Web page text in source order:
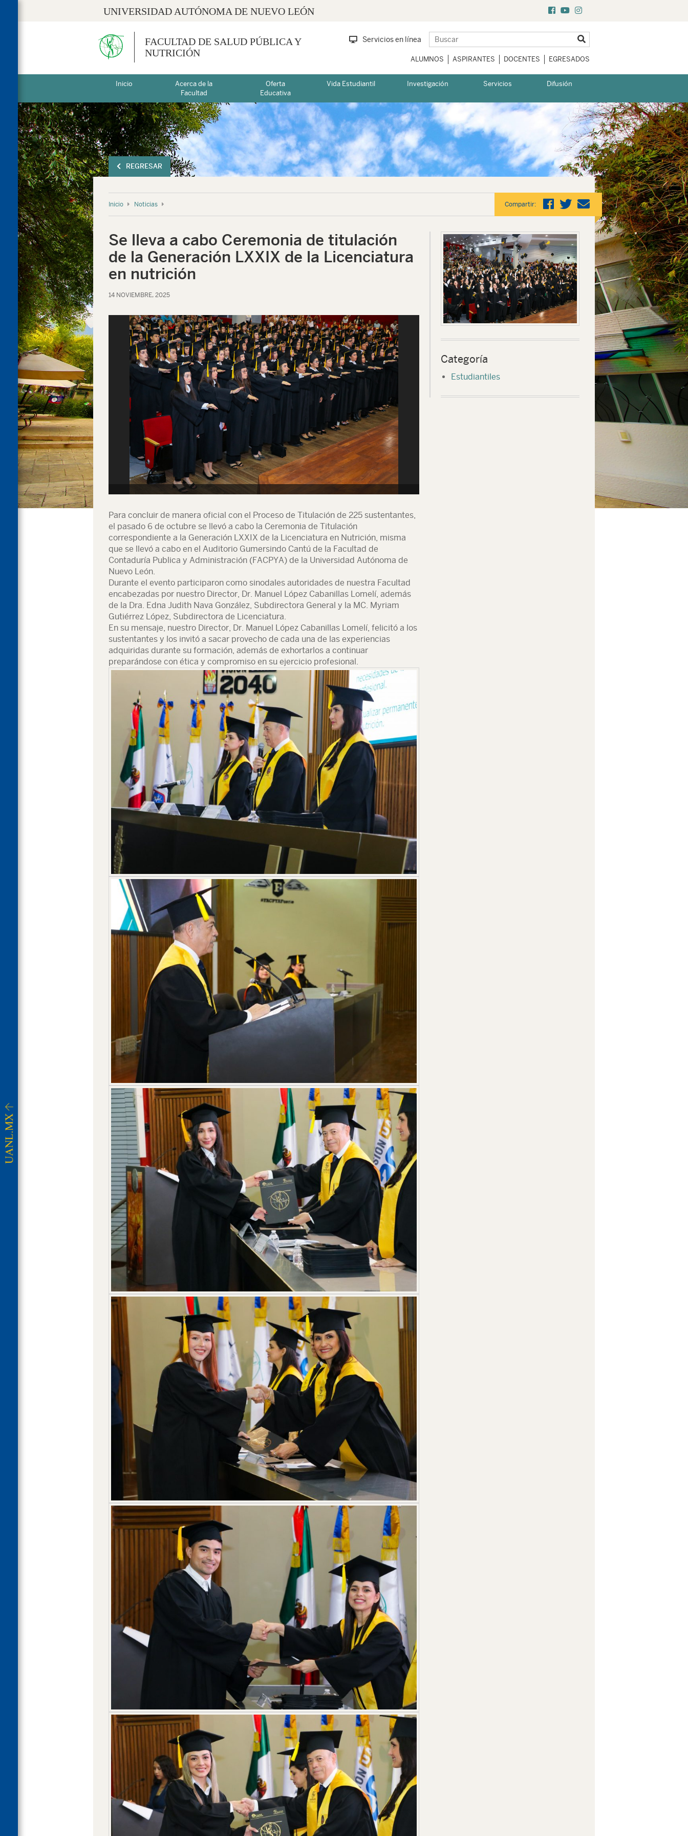
UNIVERSIDAD AUTÓNOMA DE NUEVO LEÓN
FACULTAD DE SALUD PÚBLICA Y
NUTRICIÓN
Servicios en línea
ALUMNOS ASPIRANTES DOCENTES EGRESADOS
Inicio
Acerca de la
Facultad
Oferta
Educativa
Vida Estudiantil Investigación Servicios Difusión
REGRESAR
Inicio Noticias Compartir:
Se lleva a cabo Ceremonia de titulación
de la Generación LXXIX de la Licenciatura
en nutrición
14 NOVIEMBRE, 2025
Para concluir de manera oficial con el Proceso de Titulación de 225 sustentantes,
el pasado 6 de octubre se llevó a cabo la Ceremonia de Titulación
correspondiente a la Generación LXXIX de la Licenciatura en Nutrición, misma
que se llevó a cabo en el Auditorio Gumersindo Cantú de la Facultad de
Contaduría Publica y Administración (FACPYA) de la Universidad Autónoma de
Nuevo León.
Durante el evento participaron como sinodales autoridades de nuestra Facultad
encabezadas por nuestro Director, Dr. Manuel López Cabanillas Lomelí, además
de la Dra. Edna Judith Nava González, Subdirectora General y la MC. Myriam
Gutiérrez López, Subdirectora de Licenciatura.
En su mensaje, nuestro Director, Dr. Manuel López Cabanillas Lomelí, felicitó a los
sustentantes y los invitó a sacar provecho de cada una de las experiencias
adquiridas durante su formación, además de exhortarlos a continuar
preparándose con ética y compromiso en su ejercicio profesional.
Categoría
Estudiantiles